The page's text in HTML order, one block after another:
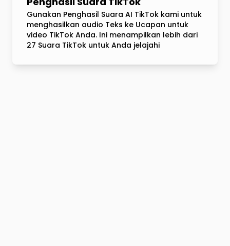
Gunakan Penghasil Suara AI TikTok kami untuk
menghasilkan audio Teks ke Ucapan untuk
video TikTok Anda. Ini menampilkan lebih dari
27 Suara TikTok untuk Anda jelajahi